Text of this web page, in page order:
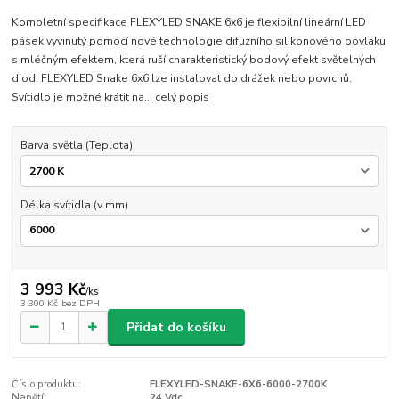
Kompletní specifikace FLEXYLED SNAKE 6x6 je flexibilní lineární LED
pásek vyvinutý pomocí nové technologie difuzního silikonového povlaku
s mléčným efektem, která ruší charakteristický bodový efekt světelných
diod. FLEXYLED Snake 6x6 lze instalovat do drážek nebo povrchů.
Svítidlo je možné krátit na... celý popis
Barva světla (Teplota)
Délka svítidla (v mm)
3 993 Kč/ks
3 300 Kč bez DPH
Přidat do košíku
Číslo produktu:
FLEXYLED-SNAKE-6X6-6000-2700K